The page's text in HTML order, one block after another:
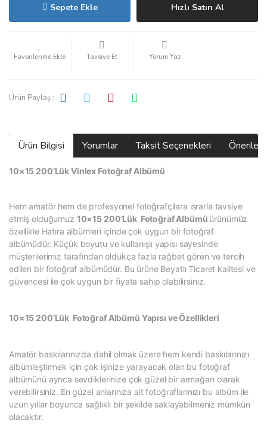
Sepete Ekle Hızlı Satın Al
Tavsiye Et Yorum Yaz
Ürün Paylaş :
Ürün Bilgisi Yorumlar Taksit Seçenekleri
10×15 200’Lük Vinlex Fotoğraf Albümü
Hem amatör hem de profesyonel fotoğrafçılara ısrarla tavsiye
etmiş olduğumuz 10×15 200’Lük Fotoğraf Albümü ürünümüz
özellikle Hatıra albümleri içinde çok uygun bir fotoğraf
albümüdür. Küçük boyutu ve kullanışlı yapısı sayesinde
müşterilerimiz tarafından oldukça fazla rağbet gören ve tercih
edilen bir fotoğraf albümüdür. Bu ürüne Beyatlı Ticaret kalitesi ve
güvencesi ile çok uygun bir fiyata sahip olabilirsiniz.
10×15 200’Lük Fotoğraf Albümü Yapısı ve Özellikleri
Amatör baskılarınızda dahil olmak üzere hem kendi baskılarınızı
albümleştirmek için çok işinize yarayacak olan bu fotoğraf
albümünü ayrıca sevdiklerinize çok güzel bir armağan olarak
verebilirsiniz. En güzel anlarınıza ait fotoğraflarınızı bu albüm ile
uzun yıllar boyunca sağlıklı bir şekilde saklayabilmeniz mümkün
olacaktır.